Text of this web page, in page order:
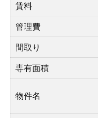
賃料
管理費
間取り
専有面積
物件名